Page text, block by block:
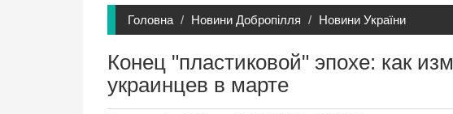
Головна Новини Добропілля Новини України
Конец "пластиковой" эпохе: как
украинцев в марте